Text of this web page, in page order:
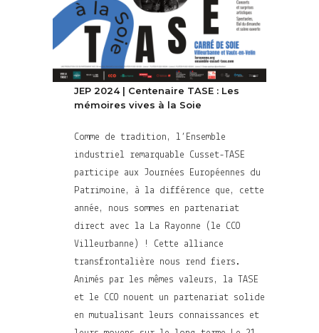
JEP 2024 | Centenaire TASE : Les
mémoires vives à la Soie
Comme de tradition, l’Ensemble
industriel remarquable Cusset-TASE
participe aux Journées Européennes du
Patrimoine, à la différence que, cette
année, nous sommes en partenariat
direct avec la La Rayonne (le CCO
Villeurbanne) ! Cette alliance
transfrontalière nous rend fiers.
Animés par les mêmes valeurs, la TASE
et le CCO nouent un partenariat solide
en mutualisant leurs connaissances et